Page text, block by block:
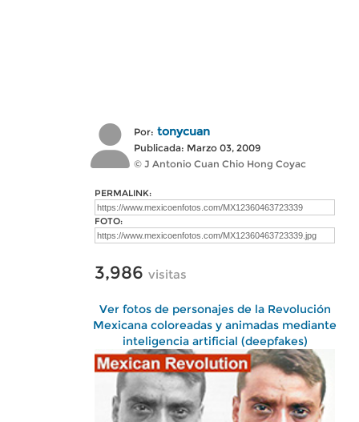
Por: tonycuan
Publicada: Marzo 03, 2009
© J Antonio Cuan Chio Hong Coyac
PERMALINK:
FOTO:
3,986 visitas
Ver fotos de personajes de la Revolución
Mexicana coloreadas y animadas mediante
inteligencia artificial (deepfakes)